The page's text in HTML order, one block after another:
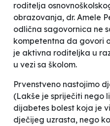
roditelja
obrazovanja, dr. Amele
odlična sagovornica ne
kompetentna da govori
je aktivna roditeljka u
u vezi sa školom.
Prvenstveno nastojimo
(Lakše je spriječiti nego
dijabetes bolest koja je
dječijeg uzrasta, nego